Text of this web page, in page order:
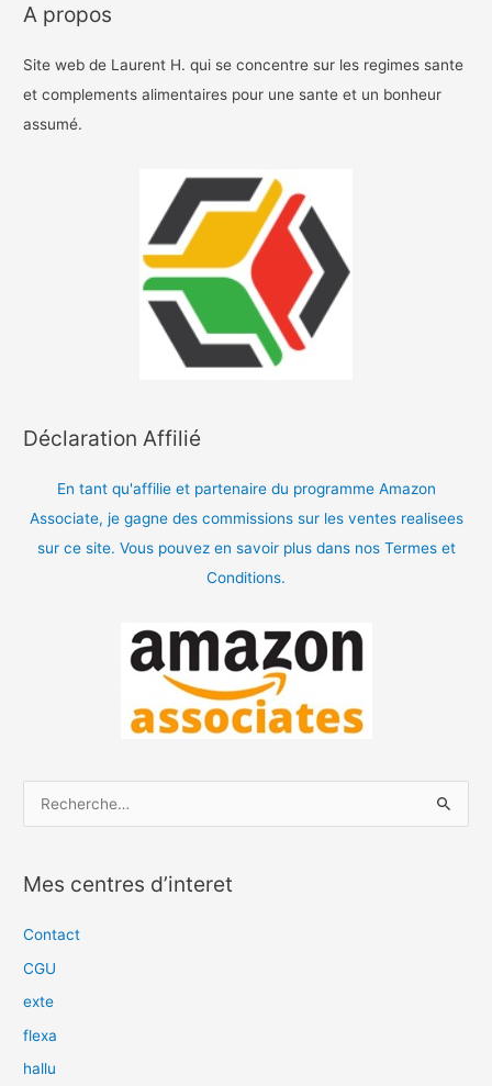
A propos
Site web de Laurent H. qui se concentre sur les regimes sante
et complements alimentaires pour une sante et un bonheur
assumé.
Déclaration Affilié
En tant qu'affilie et partenaire du programme Amazon
Associate, je gagne des commissions sur les ventes realisees
sur ce site. Vous pouvez en savoir plus dans nos Termes et
Conditions.
h
e
e
r
Mes centres d’interet
Contact
CGU
exte
flexa
hallu